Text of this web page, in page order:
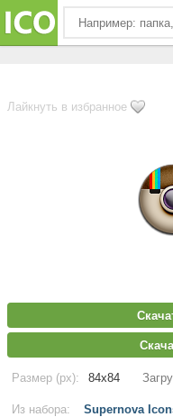
Лайкнуть в избранное
Размер (px): 84x84
Из набора: Supernova